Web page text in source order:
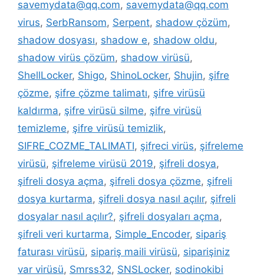
savemydata@qq.com, savemydata@qq.com
virus, SerbRansom, Serpent, shadow çözüm,
shadow dosyası, shadow e, shadow oldu,
shadow virüs çözüm, shadow virüsü,
ShellLocker, Shigo, ShinoLocker, Shujin, şifre
çözme, şifre çözme talimatı, şifre virüsü
kaldırma, şifre virüsü silme, şifre virüsü
temizleme, şifre virüsü temizlik,
SIFRE_COZME_TALIMATI, şifreci virüs, şifreleme
virüsü, şifreleme virüsü 2019, şifreli dosya,
şifreli dosya açma, şifreli dosya çözme, şifreli
dosya kurtarma, şifreli dosya nasıl açılır, şifreli
dosyalar nasıl açılır?, şifreli dosyaları açma,
şifreli veri kurtarma, Simple_Encoder, sipariş
faturası virüsü, sipariş maili virüsü, siparişiniz
var virüsü, Smrss32, SNSLocker, sodinokibi